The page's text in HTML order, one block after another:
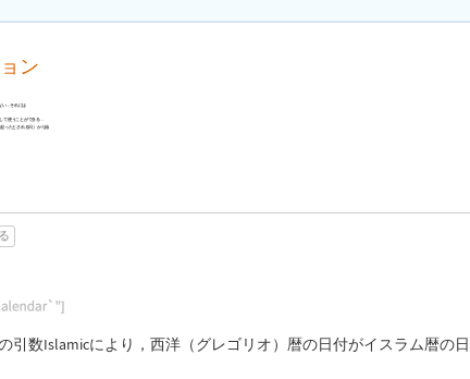
ン
い．それには
て使うことができる．
起ったとされる日）から始
code: Needs["Calendar`"]
引数Islamicにより，西洋（グレゴリオ）暦の日付がイスラム暦の